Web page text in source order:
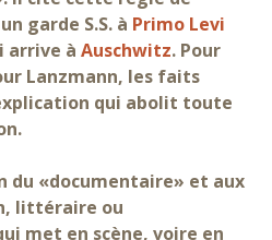
garde S.S. à Primo Levi
arrive à Auschwitz. Pour
Lanzmann, les faits
qui abolit toute
du «documentaire» et aux
littéraire ou
met en scène, voire en